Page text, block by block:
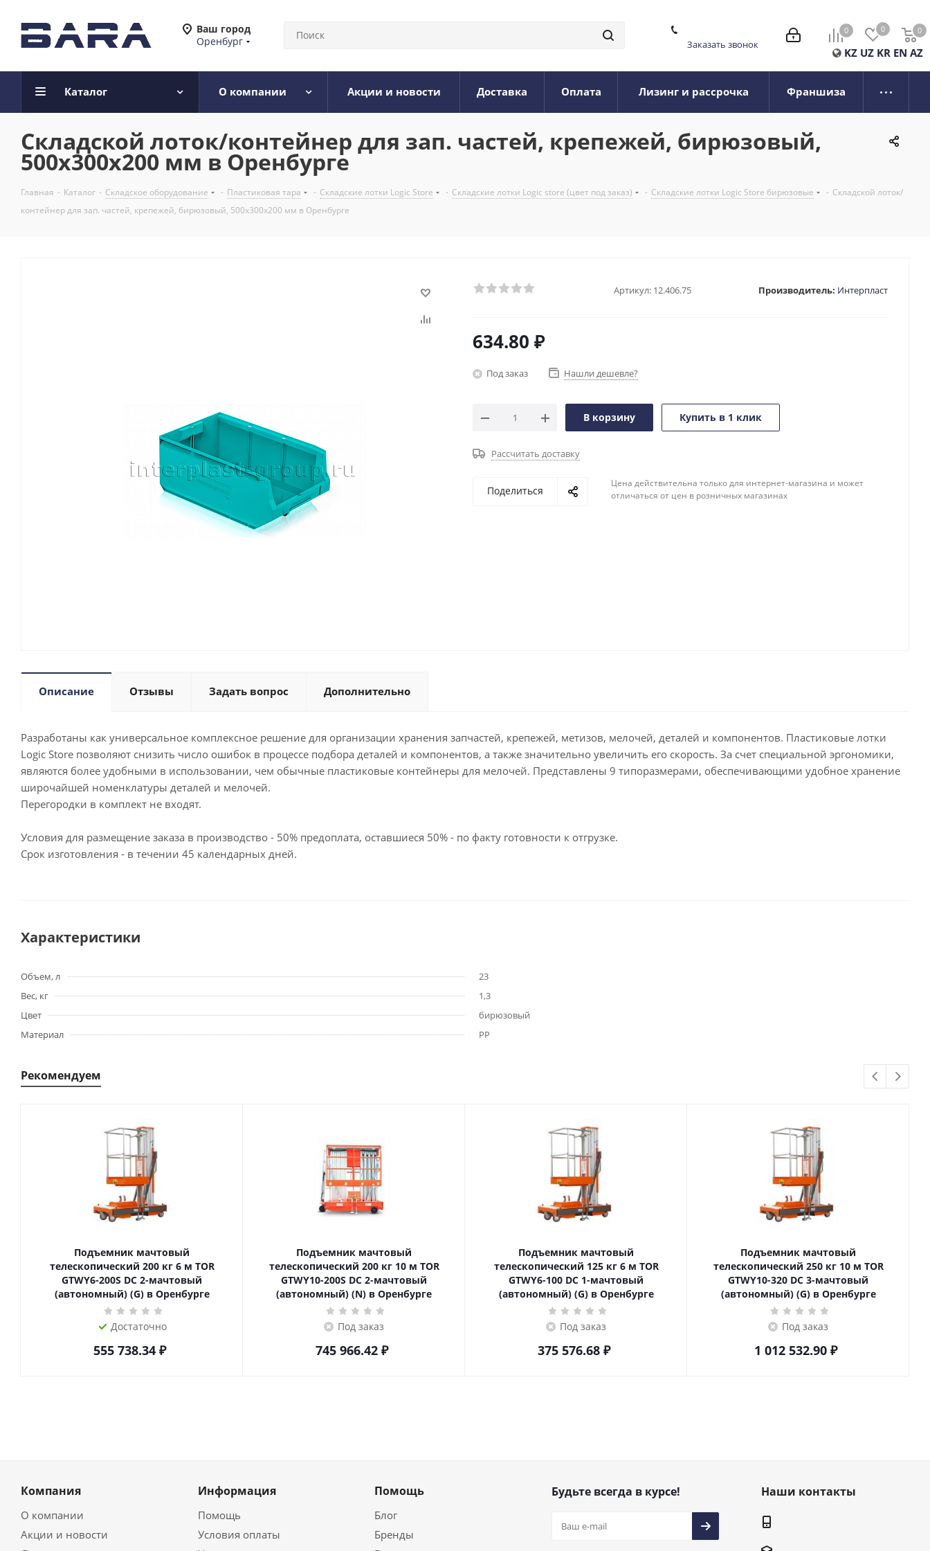
Ваш город
Оренбург
0 0 0
0
KZ UZ KR EN AZ
Заказать звонок
Каталог О компании Акции и новости Доставка Оплата Лизинг и рассрочка Франшиза
Складской лоток/контейнер для зап. частей, крепежей, бирюзовый,
500x300x200 мм в Оренбурге
Главная - Каталог - Складское оборудование - Пластиковая тара - Складские лотки Logic Store - Складские лотки Logic store (цвет под заказ) - Складские лотки Logic Store бирюзовые - Складской лоток/
контейнер для зап. частей, крепежей, бирюзовый, 500x300x200 мм в Оренбурге
Артикул: 12.406.75 Производитель: Интерпласт
634.80 ₽
Под заказ Нашли дешевле?
В корзину Купить в 1 клик
Рассчитать доставку
Поделиться
Цена действительна только для интернет-магазина и может
отличаться от цен в розничных магазинах
Описание Отзывы Задать вопрос Дополнительно
Разработаны как универсальное комплексное решение для организации хранения запчастей, крепежей, метизов, мелочей, деталей и компонентов. Пластиковые лотки
Logic Store позволяют снизить число ошибок в процессе подбора деталей и компонентов, а также значительно увеличить его скорость. За счет специальной эргономики,
являются более удобными в использовании, чем обычные пластиковые контейнеры для мелочей. Представлены 9 типоразмерами, обеспечивающими удобное хранение
широчайшей номенклатуры деталей и мелочей.
Перегородки в комплект не входят.
Условия для размещение заказа в производство - 50% предоплата, оставшиеся 50% - по факту готовности к отгрузке.
Срок изготовления - в течении 45 календарных дней.
Характеристики
Объем, л
23
Вес, кг
1,3
Цвет
бирюзовый
Материал
РР
Рекомендуем
Подъемник мачтовый
телескопический 200 кг 6 м TOR
GTWY6-200S DC 2-мачтовый
(автономный) (G) в Оренбурге
Достаточно
555 738.34₽
Подъемник мачтовый
телескопический 200 кг 10 м TOR
GTWY10-200S DC 2-мачтовый
(автономный) (N) в Оренбурге
Под заказ
745 966.42₽
Подъемник мачтовый
телескопический 125 кг 6 м TOR
GTWY6-100 DC 1-мачтовый
(автономный) (G) в Оренбурге
Под заказ
375 576.68₽
Подъемник мачтовый
телескопический 250 кг 10 м TOR
GTWY10-320 DC 3-мачтовый
(автономный) (G) в Оренбурге
Под заказ
1 012 532.90 ₽
Компания
О компании
Акции и новости
Информация
Помощь
Условия оплаты
Помощь
Блог
Бренды
Будьте всегда в курсе! Наши контакты